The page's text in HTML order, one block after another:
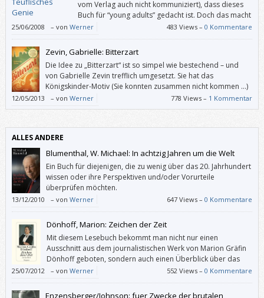
vom Verlag auch nicht kommuniziert), dass dieses
Buch für “young adults” gedacht ist. Doch das macht
rein gar nichts: Auch wenn “Teuflisches Genie” die
Perspektive eines Jugendlichen einnimmt, ist es für Erwachsene gewiss
geeignet; für jung gebliebene auf alle Fälle.
25/06/2008 – von Werner 483 Views –0 Kommentare
Zevin, Gabrielle: Bitterzart
Die Idee zu „Bitterzart“ ist so simpel wie bestechend – und
von Gabrielle Zevin trefflich umgesetzt. Sie hat das
Königskinder-Motiv (Sie konnten zusammen nicht kommen …)
in eine Zukunft transferiert, in der die Mafia mit Schokolade
dealt.
12/05/2013 – von Werner 778 Views – 1 Kommentar
ALLES ANDERE
Blumenthal, W. Michael: In achtzig Jahren um die Welt
Ein Buch für diejenigen, die zu wenig über das 20. Jahrhundert
wissen oder ihre Perspektiven und/oder Vorurteile
überprüfen möchten.
13/12/2010 – von Werner 647 Views –0 Kommentare
Dönhoff, Marion: Zeichen der Zeit
Mit diesem Lesebuch bekommt man nicht nur einen
Ausschnitt aus dem journalistischen Werk von Marion Gräfin
Dönhoff geboten, sondern auch einen Überblick über das
Geschehen und die Veränderungen in Deutschland und der
Welt zwischen den 1940er-Jahren und 2001. „Zeichen der Zeit“ eignet
sich als kluge Ergänzung zu unseren Geschichtsbüchern.
25/07/2012 – von Werner 552 Views –0 Kommentare
Enzensberger/Johnson: fuer Zwecke der brutalen